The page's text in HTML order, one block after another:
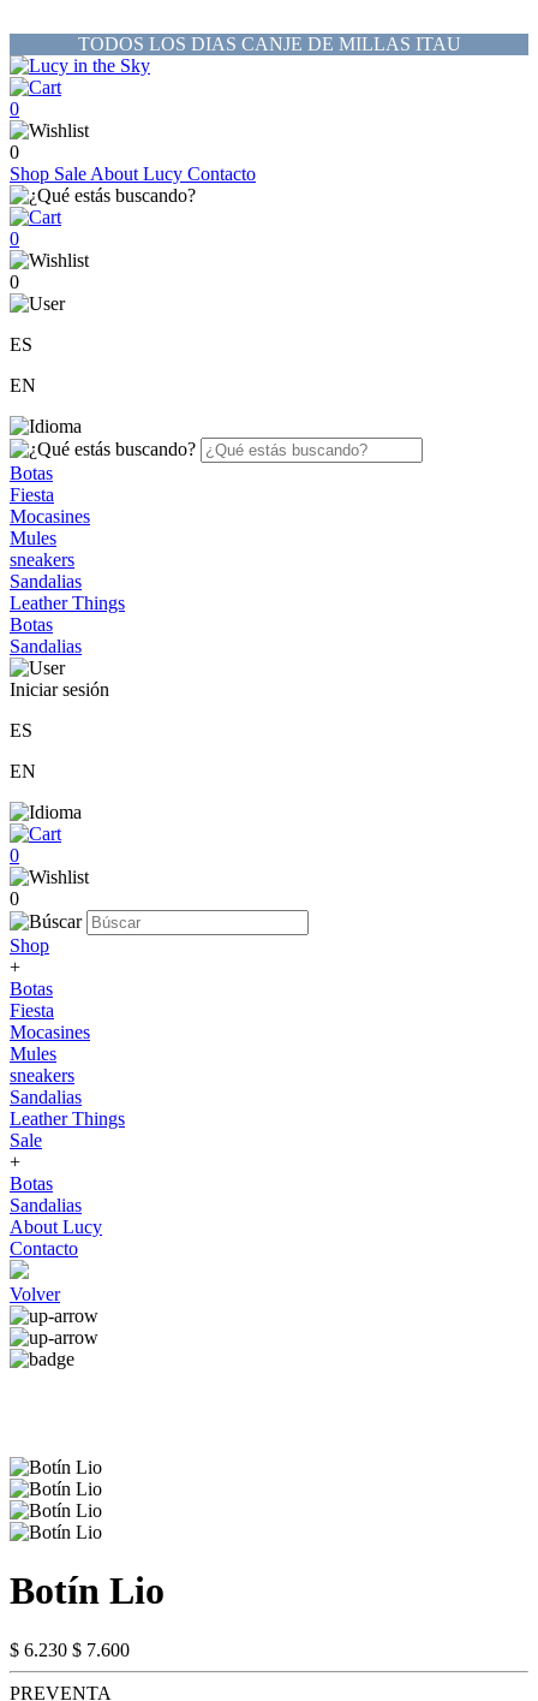
TODOS LOS DIAS CANJE DE MILLAS ITAU
0
0
Shop Sale About Lucy Contacto
0
0
ES
EN
Botas
Fiesta
Mocasines
Mules
sneakers
Sandalias
Leather Things
Botas
Sandalias
Iniciar sesión
ES
EN
0
0
Shop
+
Botas
Fiesta
Mocasines
Mules
sneakers
Sandalias
Leather Things
Sale
+
Botas
Sandalias
About Lucy
Contacto
Volver
Botín Lio
$ 6.230 $ 7.600
PREVENTA